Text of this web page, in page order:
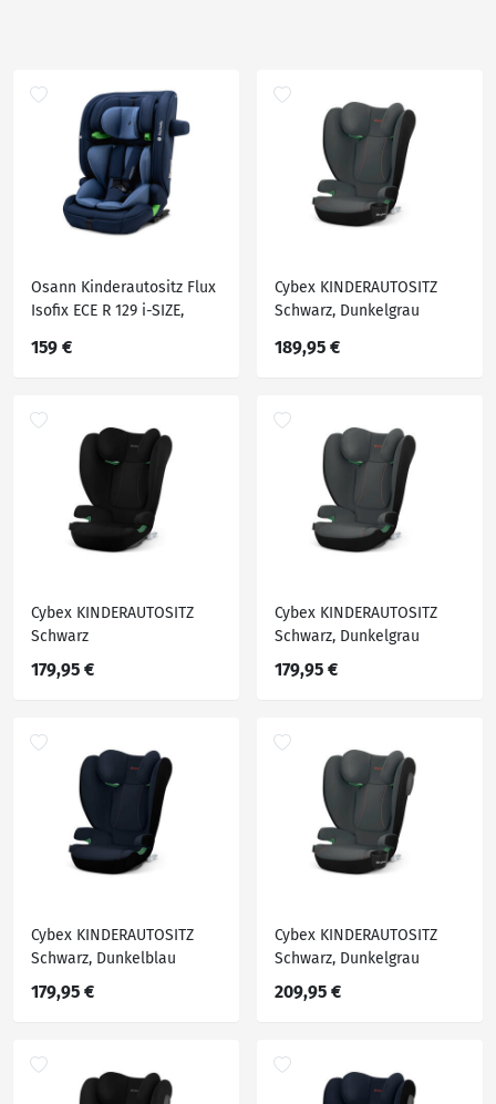
Osann Kinderautositz Flux
Isofix ECE R 129 i-SIZE,
Füllung: Polyester,
abnehmbarer und
waschbarer Bezug,
höhenverstell
159 €
Cybex KINDERAUTOSITZ
Schwarz, Dunkelgrau
189,95 €
Cybex KINDERAUTOSITZ
Schwarz
179,95 €
Cybex KINDERAUTOSITZ
Schwarz, Dunkelgrau
179,95 €
Cybex KINDERAUTOSITZ
Schwarz, Dunkelblau
179,95 €
Cybex KINDERAUTOSITZ
Schwarz, Dunkelgrau
209,95 €